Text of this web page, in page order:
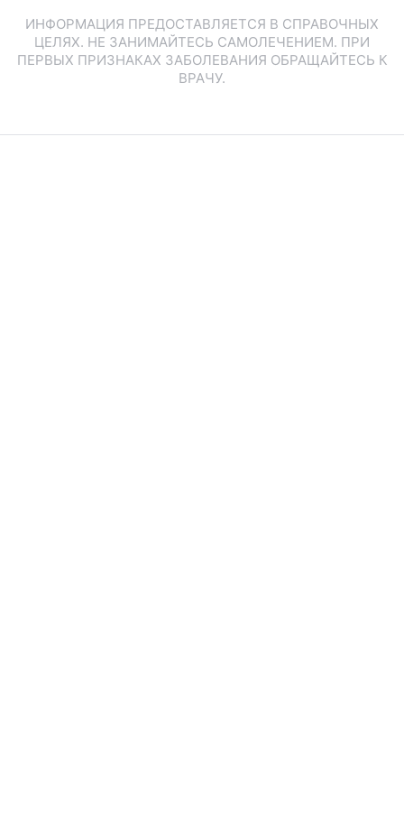
ИНФОРМАЦИЯ ПРЕДОСТАВЛЯЕТСЯ В СПРАВОЧНЫХ
ЦЕЛЯХ. НЕ ЗАНИМАЙТЕСЬ САМОЛЕЧЕНИЕМ. ПРИ
ПЕРВЫХ ПРИЗНАКАХ ЗАБОЛЕВАНИЯ ОБРАЩАЙТЕСЬ К
ВРАЧУ.